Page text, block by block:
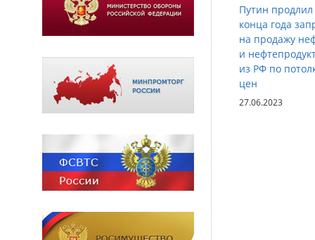
Путин продлил
конца года
на продажу
и
из РФ по
цен
27.06.2023